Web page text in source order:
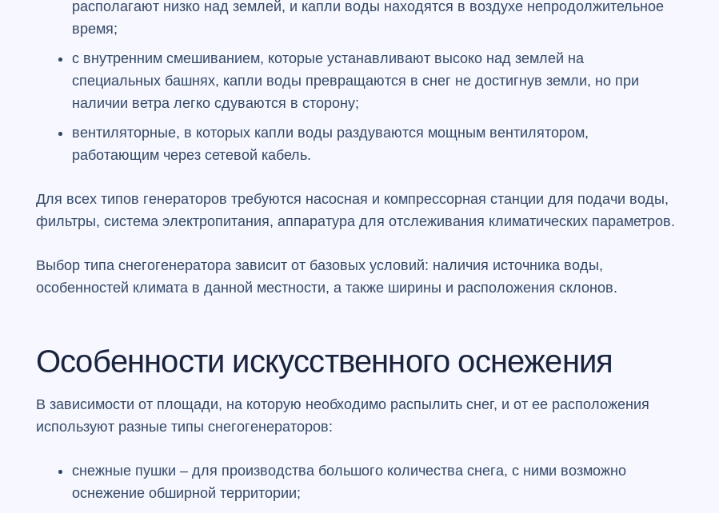
располагают низко над землей, и капли воды находятся в воздухе непродолжительное
время;
с внутренним смешиванием, которые устанавливают высоко над землей на
специальных башнях, капли воды превращаются в снег не достигнув земли, но при
наличии ветра легко сдуваются в сторону;
вентиляторные, в которых капли воды раздуваются мощным вентилятором,
работающим через сетевой кабель.
Для всех типов генераторов требуются насосная и компрессорная станции для подачи воды,
фильтры, система электропитания, аппаратура для отслеживания климатических параметров.
Выбор типа снегогенератора зависит от базовых условий: наличия источника воды,
особенностей климата в данной местности, а также ширины и расположения склонов.
Особенности искусственного оснежения
В зависимости от площади, на которую необходимо распылить снег, и от ее расположения
используют разные типы снегогенераторов:
снежные пушки – для производства большого количества снега, с ними возможно
оснежение обширной территории;